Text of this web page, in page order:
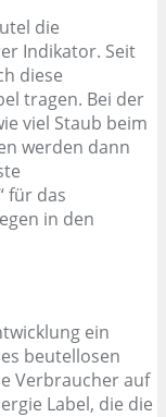
die
Indikator. Seit
diese
tragen. Bei der
viel Staub beim
werden dann
für das
in den
ein
beutellosen
Verbraucher auf
Label, die die